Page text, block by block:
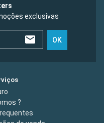
exclusivas
OK
?